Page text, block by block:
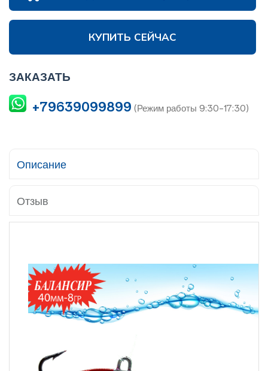
КУПИТЬ СЕЙЧАС
ЗАКАЗАТЬ
+79639099899 (Режим работы 9:30-17:30)
Описание
Отзыв